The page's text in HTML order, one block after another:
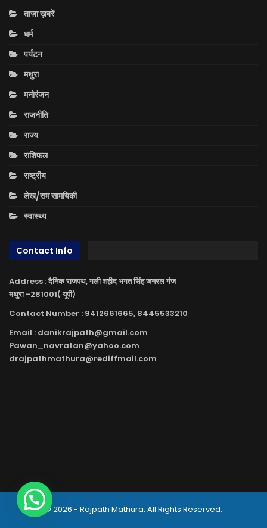
ताज़ा ख़बरें
धर्म
पर्यटन
मथुरा
मनोरंजन
राजनीति
राज्य
राशिफल
राष्ट्रीय
लेख/सम सामयिकी
स्वास्थ्य
Contact Info
Address : दैनिक राजपथ, गली शहीद भगत सिंह जनरल गंज
मथुरा -281001( यूपी)
Contact Number : 9412661665, 8445533210
Email : danikrajpath@gmail.com
Pawan_navratan@yahoo.com
drajpathmathura@rediffmail.com
© 2026 - Rajpath Mathura. All Rights Reserved.